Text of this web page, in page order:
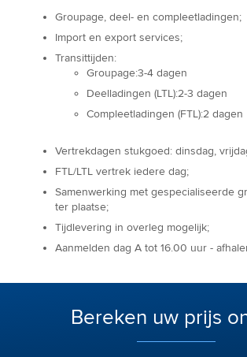
Groupage, deel- en compleetladingen;
Import en export services;
Transittijden:
Groupage:3-4 dagen
Deelladingen (LTL):2-3 dagen
Compleetladingen (FTL):2 dagen
Vertrekdagen stukgoed: dinsdag,
FTL/LTL vertrek iedere dag;
Samenwerking met gespecialiseerde
ter plaatse;
Tijdlevering in overleg mogelijk;
Aanmelden dag A tot 16.00 uur -
Bereken uw prijs